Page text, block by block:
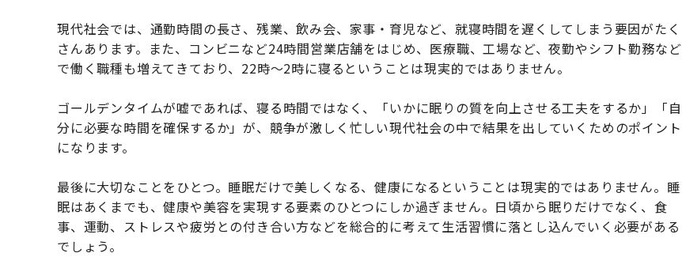
現代社会では、通勤時間の長さ、残業、飲み会、家事・育児など、就寝時間を遅くしてしまう要因がたく
さんあります。また、コンビニなど24時間営業店舗をはじめ、医療職、工場など、夜勤やシフト勤務など
で働く職種も増えてきており、22時〜2時に寝るということは現実的ではありません。
ゴールデンタイムが嘘であれば、寝る時間ではなく、「いかに眠りの質を向上させる工夫をするか」「自
分に必要な時間を確保するか」が、競争が激しく忙しい現代社会の中で結果を出していくためのポイント
になります。
最後に大切なことをひとつ。睡眠だけで美しくなる、健康になるということは現実的ではありません。睡
眠はあくまでも、健康や美容を実現する要素のひとつにしか過ぎません。日頃から眠りだけでなく、食
事、運動、ストレスや疲労との付き合い方などを総合的に考えて生活習慣に落とし込んでいく必要がある
でしょう。